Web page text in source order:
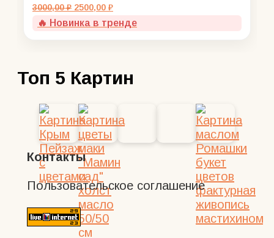
3000,00₽ Первоначальная
составляла
2500,00 ₽Текущая
2500,00 ₽.
🔥 Новинка в тренде
Топ 5 Картин
Контакты
Пользовательское соглашение